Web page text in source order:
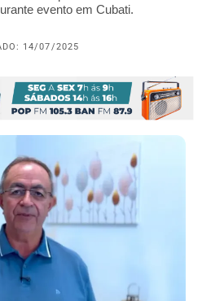
evento em Cubati.
14/07/2025